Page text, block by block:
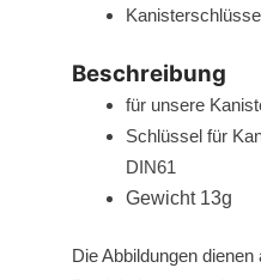
Beschreibung
für unsere
Schlüssel für
DIN61
Gewicht 13g
Die Abbildungen